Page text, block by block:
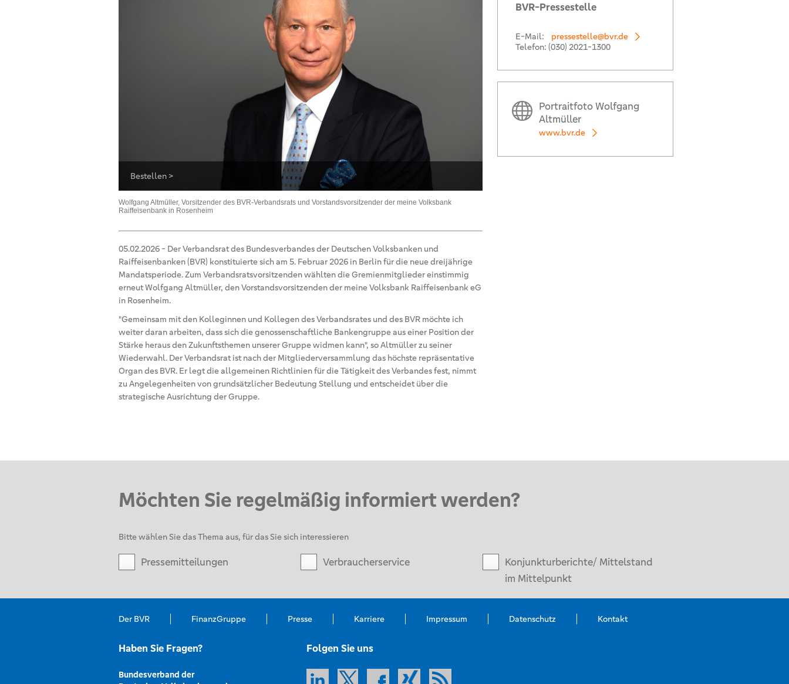
Bestellen >
Wolfgang Altmüller, Vorsitzender des BVR-Verbandsrats und Vorstandsvorsitzender der meine Volksbank
Raiffeisenbank in Rosenheim
05.02.2026 - Der Verbandsrat des Bundesverbandes der Deutschen Volksbanken und
Raiffeisenbanken (BVR) konstituierte sich am 5. Februar 2026 in Berlin für die neue dreijährige
Mandatsperiode. Zum Verbandsratsvorsitzenden wählten die Gremienmitglieder einstimmig
erneut Wolfgang Altmüller, den Vorstandsvorsitzenden der meine Volksbank Raiffeisenbank eG
in Rosenheim.
"Gemeinsam mit den Kolleginnen und Kollegen des Verbandsrates und des BVR möchte ich
weiter daran arbeiten, dass sich die genossenschaftliche Bankengruppe aus einer Position der
Stärke heraus den Zukunftsthemen unserer Gruppe widmen kann", so Altmüller zu seiner
Wiederwahl. Der Verbandsrat ist nach der Mitgliederversammlung das höchste repräsentative
Organ des BVR. Er legt die allgemeinen Richtlinien für die Tätigkeit des Verbandes fest, nimmt
zu Angelegenheiten von grundsätzlicher Bedeutung Stellung und entscheidet über die
strategische Ausrichtung der Gruppe.
BVR-Pressestelle
E-Mail:
pressestelle@bvr.de
Telefon: (030) 2021-1300
Portraitfoto Wolfgang
Altmüller
www.bvr.de
Möchten Sie regelmäßig informiert werden?
Bitte wählen Sie das Thema aus, für das Sie sich interessieren
Pressemitteilungen Verbraucherservice
Konjunkturberichte/ Mittelstand
im Mittelpunkt
Der BVR FinanzGruppe Presse Karriere Impressum Datenschutz Kontakt
Haben Sie Fragen?
Bundesverband der
Folgen Sie uns